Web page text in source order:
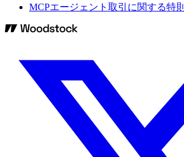
MCPエージェント取引に関する特則